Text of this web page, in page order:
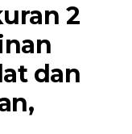
2
dan